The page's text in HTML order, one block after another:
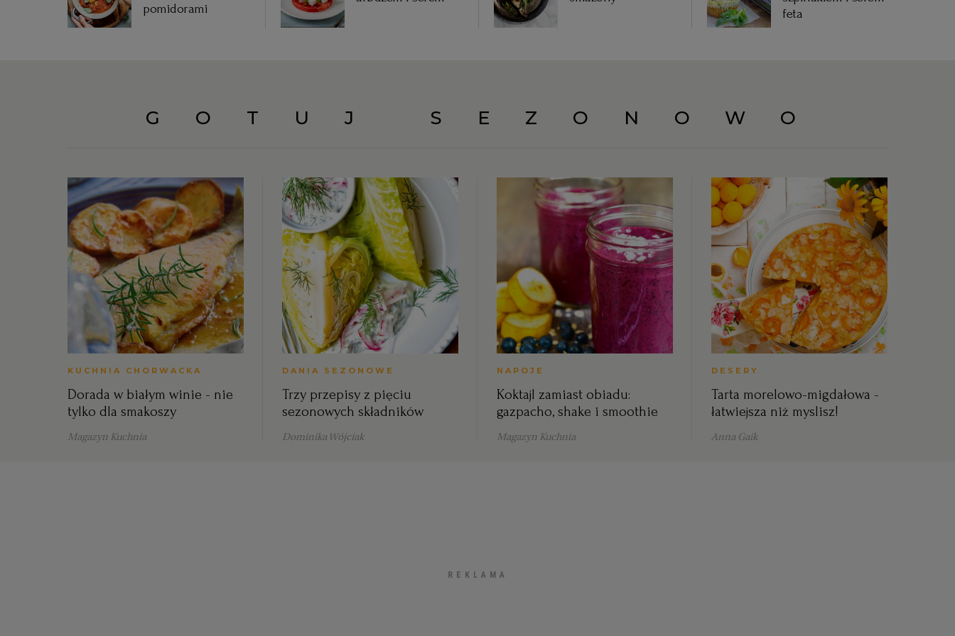
pomidorami
feta
GOTUJ SEZONOWO
KUCHNIA CHORWACKA
Dorada w białym winie - nie
tylko dla smakoszy
Magazyn Kuchnia
DANIA SEZONOWE
Trzy przepisy z pięciu
sezonowych składników
Dominika Wójciak
NAPOJE
Koktajl zamiast obiadu:
gazpacho, shake i smoothie
Magazyn Kuchnia
DESERY
Tarta morelowo-migdałowa -
łatwiejsza niż myslisz!
Anna Gaik